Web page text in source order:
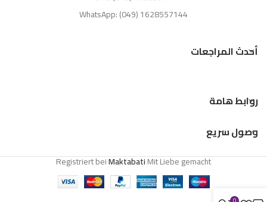
WhatsApp: (049) 1628557144
أحدث المراجعات
روابط هامة
وصول سريع
Registriert beiMaktabatiMit Liebe gemacht